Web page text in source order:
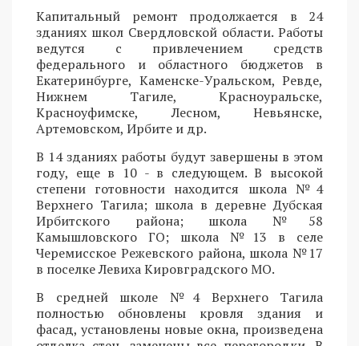
Капитальный ремонт продолжается в 24
зданиях школ Свердловской области. Работы
ведутся с привлечением средств
федерального и областного бюджетов в
Екатеринбурге, Каменске-Уральском, Ревде,
Нижнем Тагиле, Красноуральске,
Красноуфимске, Лесном, Невьянске,
Артемовском, Ирбите и др.
В 14 зданиях работы будут завершены в этом
году, еще в 10 - в следующем. В высокой
степени готовности находится школа №4
Верхнего Тагила; школа в деревне Дубская
Ирбитского района; школа №58
Камышловского ГО; школа №13 в селе
Черемисское Режевского района, школа №17
в поселке Левиха Кировградского МО.
В средней школе №4 Верхнего Тагила
полностью обновлены кровля здания и
фасад, установлены новые окна, произведена